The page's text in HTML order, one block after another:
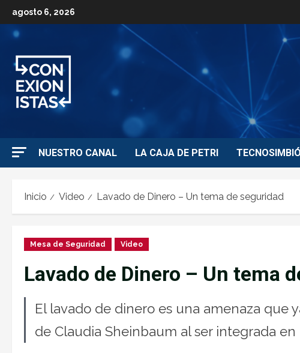
agosto 6, 2026
NUESTRO CANAL LA CAJA DE PETRI
Inicio Video Lavado de Dinero – Un tema de seguridad
Mesa de Seguridad Video
Lavado de Dinero – Un tema
El lavado de dinero es una amenaza que
de Claudia Sheinbaum al ser integrada